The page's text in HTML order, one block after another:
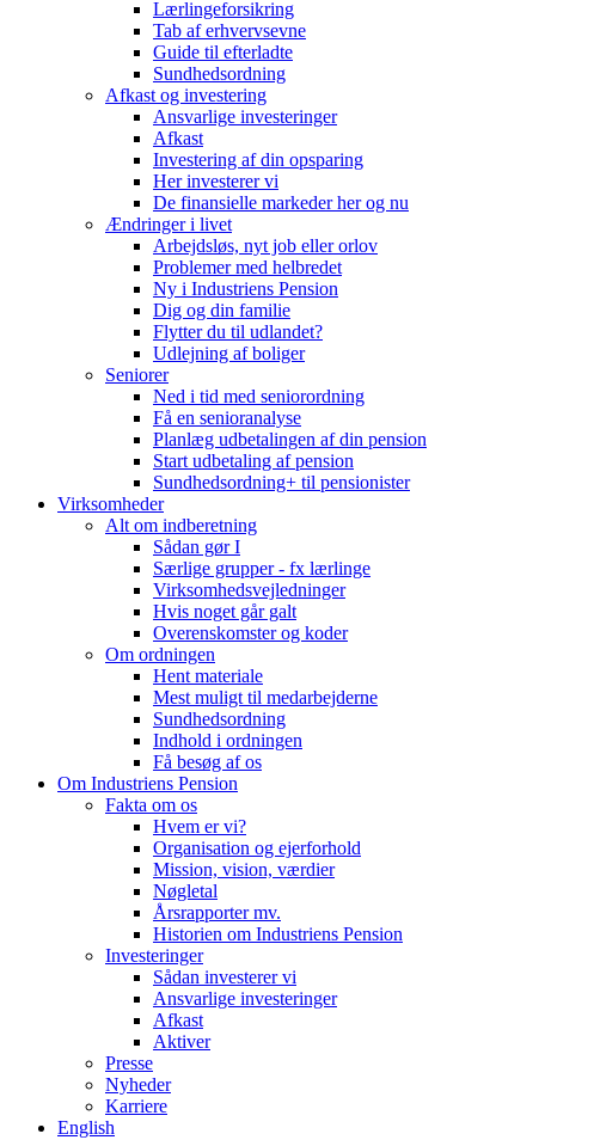
Lærlingeforsikring
Tab af erhvervsevne
Guide til efterladte
Sundhedsordning
Afkast og investering
Ansvarlige investeringer
Afkast
Investering af din opsparing
Her investerer vi
De finansielle markeder her og nu
Ændringer i livet
Arbejdsløs, nyt job eller orlov
Problemer med helbredet
Ny i Industriens Pension
Dig og din familie
Flytter du til udlandet?
Udlejning af boliger
Seniorer
Ned i tid med seniorordning
Få en senioranalyse
Planlæg udbetalingen af din pension
Start udbetaling af pension
Sundhedsordning+ til pensionister
Virksomheder
Alt om indberetning
Sådan gør I
Særlige grupper - fx lærlinge
Virksomhedsvejledninger
Hvis noget går galt
Overenskomster og koder
Om ordningen
Hent materiale
Mest muligt til medarbejderne
Sundhedsordning
Indhold i ordningen
Få besøg af os
Om Industriens Pension
Fakta om os
Hvem er vi?
Organisation og ejerforhold
Mission, vision, værdier
Nøgletal
Årsrapporter mv.
Historien om Industriens Pension
Investeringer
Sådan investerer vi
Ansvarlige investeringer
Afkast
Aktiver
Presse
Nyheder
Karriere
English